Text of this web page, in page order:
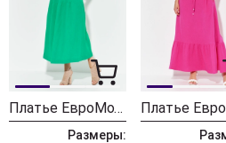
Платье ЕвроМода 609 зеленый
Размеры: